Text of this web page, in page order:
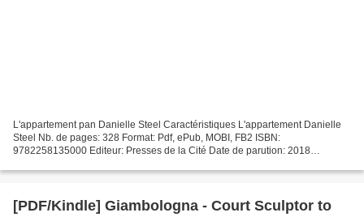
L'appartement pan Danielle Steel Caractéristiques L'appartement Danielle
Steel Nb. de pages: 328 Format: Pdf, ePub, MOBI, FB2 ISBN:
9782258135000 Editeur: Presses de la Cité Date de parution: 2018
[PDF/Kindle] Giambologna - Court Sculptor to